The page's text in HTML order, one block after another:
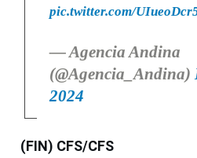
pic.twitter.com/
— Agencia Andina
(@Agencia_Andina)
2024
(FIN) CFS/CFS